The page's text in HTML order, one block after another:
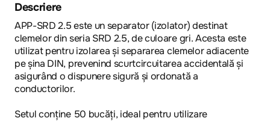
Descriere
APP-SRD 2.5 este un separator (izolator) destinat
clemelor din seria SRD 2.5, de culoare gri. Acesta este
utilizat pentru izolarea și separarea clemelor adiacente
pe șina DIN, prevenind scurtcircuitarea accidentală și
asigurând o dispunere sigură și ordonată a
conductorilor.
Setul conține 50 bucăți, ideal pentru utilizare